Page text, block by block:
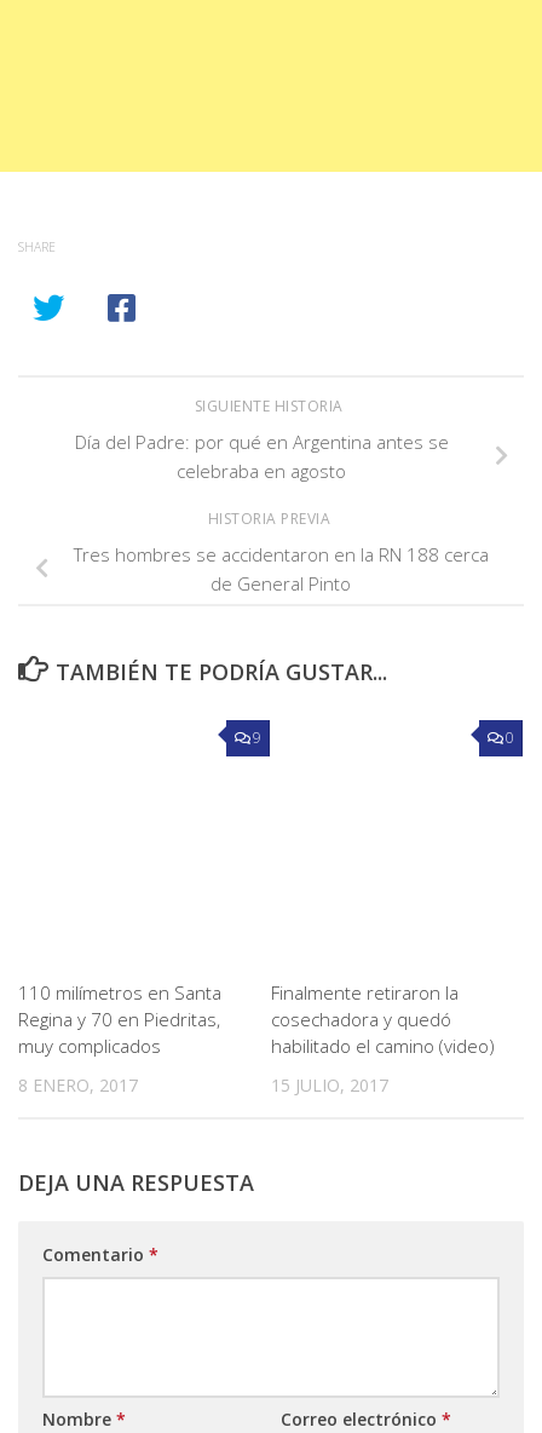
SHARE
SIGUIENTE HISTORIA
Día del Padre: por qué en Argentina antes se
celebraba en agosto
HISTORIA PREVIA
Tres hombres se accidentaron en la RN 188 cerca
de General Pinto
TAMBIÉN TE PODRÍA GUSTAR...
9
110 milímetros en Santa
Regina y 70 en Piedritas,
muy complicados
8 ENERO, 2017
0
Finalmente retiraron la
cosechadora y quedó
habilitado el camino (video)
15 JULIO, 2017
DEJA UNA RESPUESTA
Comentario *
Nombre * Correo electrónico *